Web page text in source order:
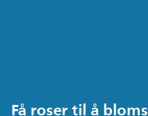
Få roser til å